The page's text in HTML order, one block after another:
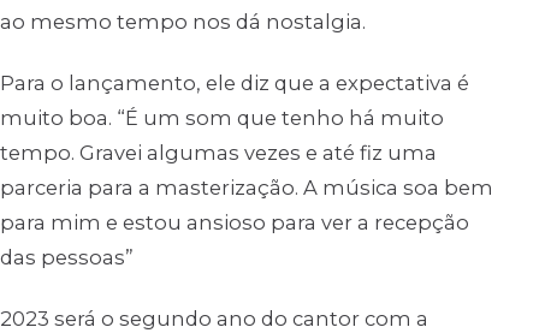
ao mesmo tempo nos dá nostalgia.
Para o lançamento, ele diz que a expectativa é
muito boa. “É um som que tenho há muito
tempo. Gravei algumas vezes e até fiz uma
parceria para a masterização. A música soa bem
para mim e estou ansioso para ver a recepção
das pessoas”
2023 será o segundo ano do cantor com a